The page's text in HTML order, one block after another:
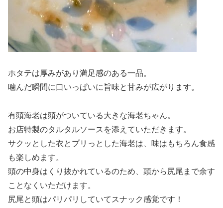
ホタテは厚みがあり満足感のある一品。
噛んだ瞬間に口いっぱいに旨味と甘みが広がります。
有頭海老は頭がついている大きな海老ちゃん。
お店特製のタルタルソースを添えていただきます。
サクッとした衣とプリっとした海老は、味はもちろん食感
も楽しめます。
頭の中身はくり抜かれているのため、頭から尻尾まで余す
ことなくいただけます。
尻尾と頭はパリパリしていてスナック感覚です！